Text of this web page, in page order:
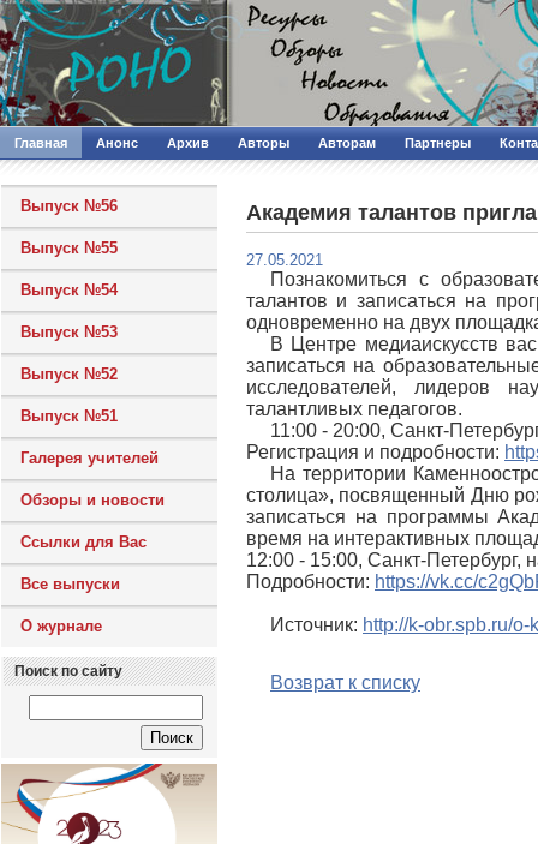
Главная Анонс Архив Авторы Авторам Партнеры
Выпуск №56
Выпуск №55
Выпуск №54
Выпуск №53
Выпуск №52
Выпуск №51
Галерея учителей
Обзоры и новости
Ссылки для Вас
Все выпуски
О журнале
Поиск по сайту
Академия талантов
27.05.2021
Познакомиться с
талантов и записаться на
одновременно на двух
В Центре медиаискусств
записаться на
исследователей, лидеров
талантливых педагогов.
11:00 - 20:00, Санкт-
Регистрация и подробности:
На территории
столица», посвященный Дню
записаться на программы
время на интерактивных
12:00 - 15:00, Санкт-
Подробности: https://vk.cc/
Источник: http://k-obr.spb.ru/
Возврат к списку